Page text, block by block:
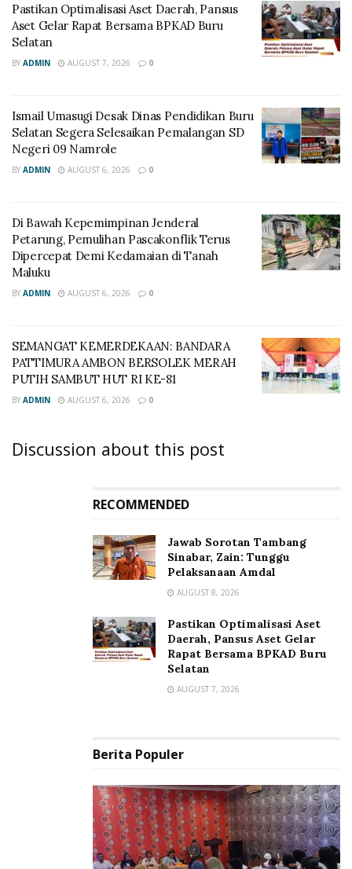
Pastikan Optimalisasi Aset Daerah, Pansus
Aset Gelar Rapat Bersama BPKAD Buru
Selatan
BY ADMIN AUGUST 7, 2026 0
Ismail Umasugi Desak Dinas Pendidikan Buru
Selatan Segera Selesaikan Pemalangan SD
Negeri 09 Namrole
BY ADMIN AUGUST 6, 2026 0
Di Bawah Kepemimpinan Jenderal
Petarung, Pemulihan Pascakonflik Terus
Dipercepat Demi Kedamaian di Tanah
Maluku
BY ADMIN AUGUST 6, 2026 0
SEMANGAT KEMERDEKAAN: BANDARA
PATTIMURA AMBON BERSOLEK MERAH
PUTIH SAMBUT HUT RI KE-81
BY ADMIN AUGUST 6, 2026 0
Discussion about this post
RECOMMENDED
Jawab Sorotan Tambang
Sinabar, Zain: Tunggu
Pelaksanaan Amdal
AUGUST 8, 2026
Pastikan Optimalisasi Aset
Daerah, Pansus Aset Gelar
Rapat Bersama BPKAD Buru
Selatan
AUGUST 7, 2026
Berita Populer